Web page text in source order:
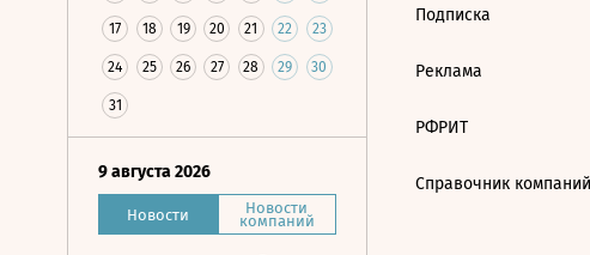
17 18 19 20 21 22 23
24 25 26 27 28 29 30
31
9 августа 2026
Новости Новости
компаний
Подписка
Реклама
РФРИТ
Справочник компаний